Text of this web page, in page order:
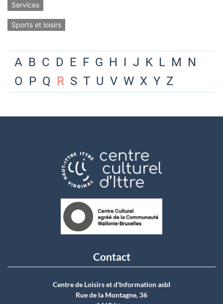
Services
Sports et loisirs
A B C D E F G H I J K L M N
O P Q R S T U V W X Y Z
Contact
Centre de Loisirs et d'Information asbI
Rue de la Montagne, 36